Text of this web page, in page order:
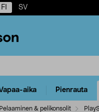
FI SV
aika Pienrauta
Pelaaminen & pelikonsolit